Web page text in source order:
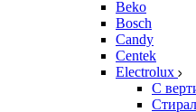
Beko
Bosch
Candy
Centek
Electrolux
С